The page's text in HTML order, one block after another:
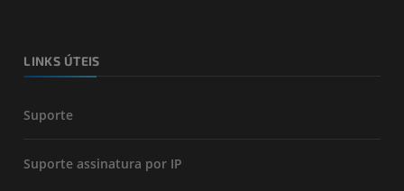
LINKS ÚTEIS
Suporte
Suporte assinatura por IP